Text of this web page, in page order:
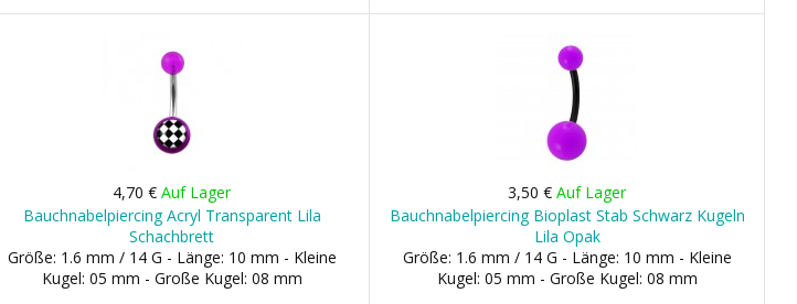
4,70 €Auf Lager
Bauchnabelpiercing Acryl Transparent Lila
Schachbrett
Größe: 1.6 mm / 14 G - Länge: 10 mm - Kleine
Kugel: 05 mm - Große Kugel: 08 mm
3,50 €Auf Lager
Bauchnabelpiercing Bioplast Stab Schwarz Kugeln
Lila Opak
Größe: 1.6 mm / 14 G - Länge: 10 mm - Kleine
Kugel: 05 mm - Große Kugel: 08 mm